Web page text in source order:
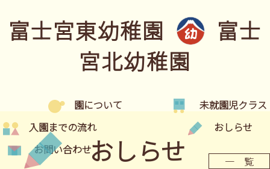
富士宮東幼稚園
富士
宮北幼稚園
園について
未就園児クラス
入園までの流れ
おしらせ
お問い合わせおしらせ 一 覧